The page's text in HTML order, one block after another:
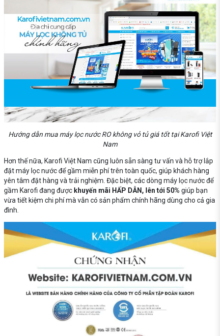
Hướng dẫn mua máy lọc nước RO không vỏ tủ giá tốt tại Karofi Việt
Nam
Hơn thế nữa, Karofi Việt Nam cũng luôn sẵn sàng tư vấn và hỗ trợ lắp
đặt máy lọc nước để gầm miễn phí trên toàn quốc, giúp khách hàng
yên tâm đặt hàng và trải nghiệm. Đặc biệt, các dòng máy lọc nước để
gầm Karofi đang được khuyến mãi HẤP DẪN, lên tới 50% giúp bạn
vừa tiết kiệm chi phí mà vẫn có sản phẩm chính hãng dùng cho cả gia
đình.